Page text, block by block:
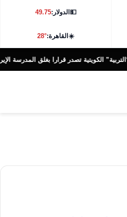
💵الدولار:49.75
☀️القاهرة:28°
الكويتية تصدر قرارا بغلق المدرسة الإيرانية